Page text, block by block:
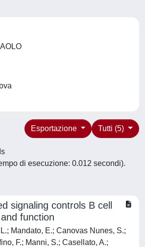
Tutti (5)
Esportazione
di esecuzione: 0.012 secondi).
signaling controls B cell
function
Mandato, E.; Canovas Nunes, S.;
F.; Manni, S.; Casellato, A.;